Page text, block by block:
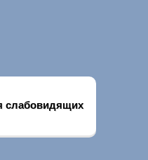
слабовидящих